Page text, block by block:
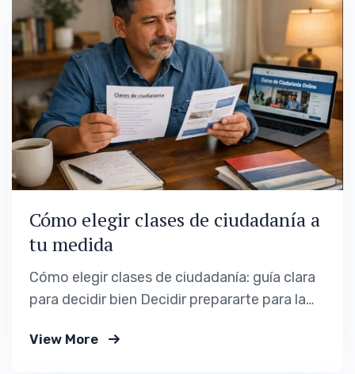
Cómo elegir clases de ciudadanía a
tu medida
Cómo elegir clases de ciudadanía: guía clara
para decidir bien Decidir prepararte para la
importante. No es solo un trámite; es una
View More